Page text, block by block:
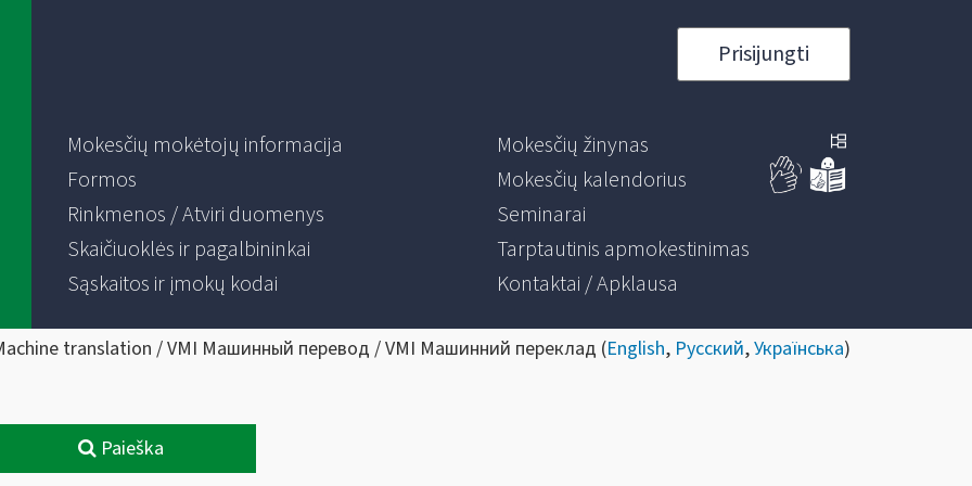
Prisijungti
Mokesčių mokėtojų informacija
Formos
Rinkmenos / Atviri duomenys
Skaičiuoklės ir pagalbininkai
Sąskaitos ir įmokų kodai
Mokesčių žinynas
Mokesčių kalendorius
Seminarai
Tarptautinis apmokestinimas
Kontaktai / Apklausa
translation / VMI Машинный перевод / VMI Машинний переклад (English, Русский,Українська)
Paieška